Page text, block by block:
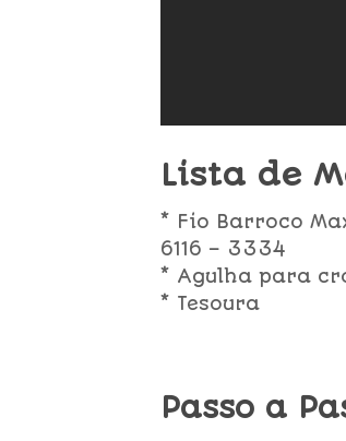
Lista de
* Fio Barroco
6116 – 3334
* Agulha para
* Tesoura
Passo a